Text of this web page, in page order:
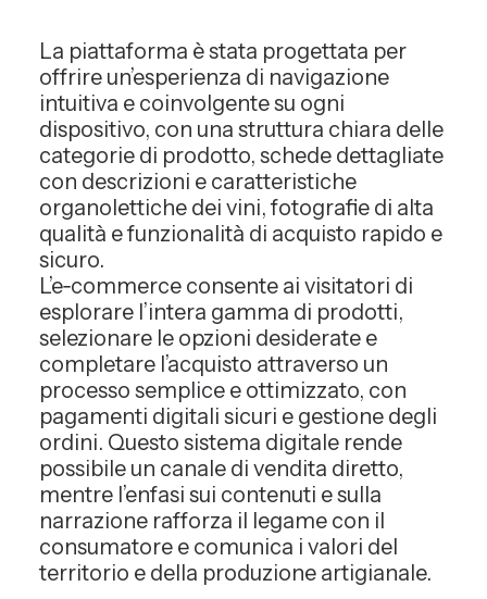
La piattaforma è stata progettata per
offrire un’esperienza di navigazione
intuitiva e coinvolgente su ogni
dispositivo, con una struttura chiara delle
categorie di prodotto, schede dettagliate
con descrizioni e caratteristiche
organolettiche dei vini, fotografie di alta
qualità e funzionalità di acquisto rapido e
sicuro.
L’e‑commerce consente ai visitatori di
esplorare l’intera gamma di prodotti,
selezionare le opzioni desiderate e
completare l’acquisto attraverso un
processo semplice e ottimizzato, con
pagamenti digitali sicuri e gestione degli
ordini. Questo sistema digitale rende
possibile un canale di vendita diretto,
mentre l’enfasi sui contenuti e sulla
narrazione rafforza il legame con il
consumatore e comunica i valori del
territorio e della produzione artigianale.